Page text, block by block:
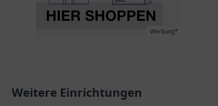
Werbung*
Weitere Einrichtungen